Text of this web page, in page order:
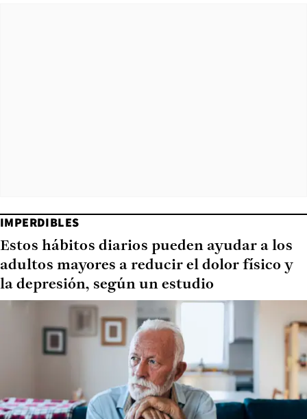
IMPERDIBLES
Estos hábitos diarios pueden ayudar a los
adultos mayores a reducir el dolor físico y
la depresión, según un estudio